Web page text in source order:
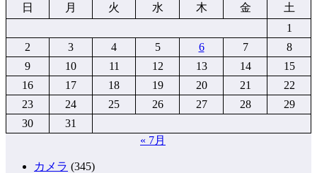
の
ジ
送
り
日
月 火 水 木 金
土
1
2
3 4 5 6 7
8
9
10 11 12 13 14
15
16
17 18 19 20 21
22
23
24 25 26 27 28
29
30
31
« 7月
カメラ (345)